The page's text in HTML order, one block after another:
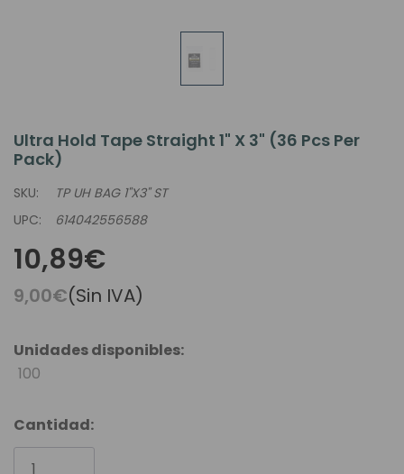
Ultra Hold Tape Straight 1" X 3" (36 Pcs Per
Pack)
SKU:
TP UH BAG 1"x3" ST
UPC:
614042556588
10,89€
9,00€(Sin IVA)
Unidades disponibles:
100
Cantidad: